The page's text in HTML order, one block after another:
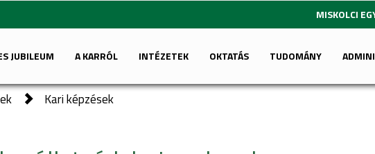
MISKOLCI
JUBILEUM A KARRÓL INTÉZETEK OKTATÁS TUDOMÁNY
Kari képzések